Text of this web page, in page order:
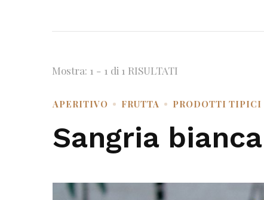
Mostra: 1 - 1 di 1 RISULTATI
APERITIVO FRUTTA PRODOTTI TIPICI
Sangria